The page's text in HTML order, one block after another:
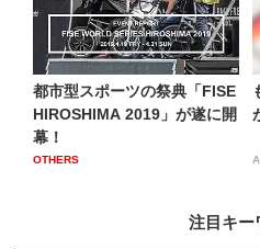
都市型スポーツの祭典「FISE
HIROSHIMA 2019」が遂に開
幕！
OTHERS
注目キー